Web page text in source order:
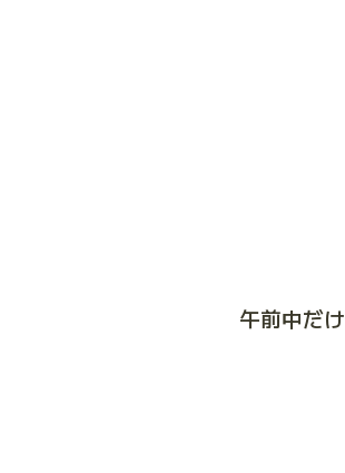
午前中だ